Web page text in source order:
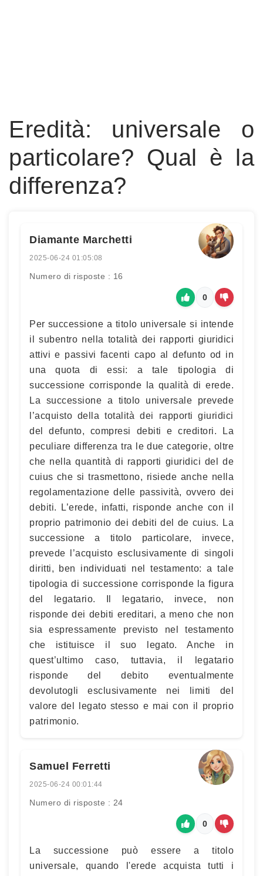
Eredità: universale o
particolare? Qual è la
differenza?
Diamante Marchetti
2025-06-24 01:05:08
Numero di risposte : 16
0
Per successione a titolo universale si intende
il subentro nella totalità dei rapporti giuridici
attivi e passivi facenti capo al defunto od in
una quota di essi: a tale tipologia di
successione corrisponde la qualità di erede.
La successione a titolo universale prevede
l’acquisto della totalità dei rapporti giuridici
del defunto, compresi debiti e creditori. La
peculiare differenza tra le due categorie, oltre
che nella quantità di rapporti giuridici del de
cuius che si trasmettono, risiede anche nella
regolamentazione delle passività, ovvero dei
debiti. L’erede, infatti, risponde anche con il
proprio patrimonio dei debiti del de cuius. La
successione a titolo particolare, invece,
prevede l’acquisto esclusivamente di singoli
diritti, ben individuati nel testamento: a tale
tipologia di successione corrisponde la figura
del legatario. Il legatario, invece, non
risponde dei debiti ereditari, a meno che non
sia espressamente previsto nel testamento
che istituisce il suo legato. Anche in
quest’ultimo caso, tuttavia, il legatario
risponde del debito eventualmente
devolutogli esclusivamente nei limiti del
valore del legato stesso e mai con il proprio
patrimonio.
Samuel Ferretti
2025-06-24 00:01:44
Numero di risposte : 24
0
La successione può essere a titolo
universale, quando l'erede acquista tutti i